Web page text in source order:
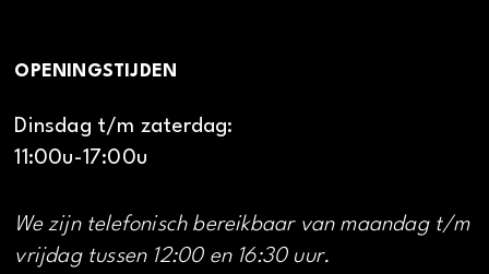
OPENINGSTIJDEN
Dinsdag t/m zaterdag:
11:00u-17:00u
We zijn telefonisch bereikbaar van maandag t/m
vrijdag tussen 12:00 en 16:30 uur.